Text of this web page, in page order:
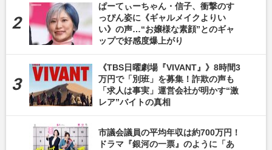
ぱーてぃーちゃん・信子、衝撃のす
っぴん姿に《ギャルメイクよりい
い》の声…“お嬢様な素顔”とのギャ
ップで好感度爆上がり
《TBS日曜劇場『VIVANT』》8時間3
万円で「別班」を募集！詐欺の声も
「求人は事実」運営会社が明かす“激
レア”バイトの真相
市議会議員の平均年収は約700万円！
ドラマ『銀河の一票』のように「あ